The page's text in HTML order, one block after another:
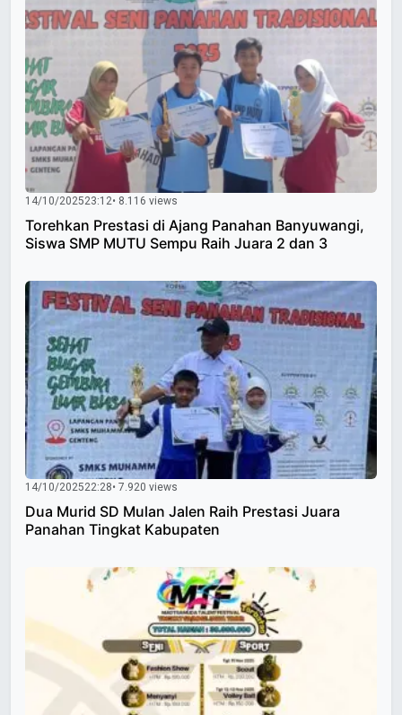
14/10/202523:12• 8.116 views
Torehkan Prestasi di Ajang Panahan Banyuwangi,
Siswa SMP MUTU Sempu Raih Juara 2 dan 3
14/10/202522:28• 7.920 views
Dua Murid SD Mulan Jalen Raih Prestasi Juara
Panahan Tingkat Kabupaten